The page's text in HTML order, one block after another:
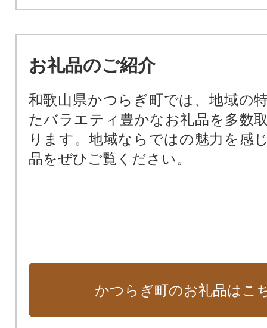
お礼品のご紹介
和歌山県かつらぎ町では、地域の
たバラエティ豊かなお礼品を多数
ります。地域ならではの魅力を感
品をぜひご覧ください。
かつらぎ町のお礼品はこ